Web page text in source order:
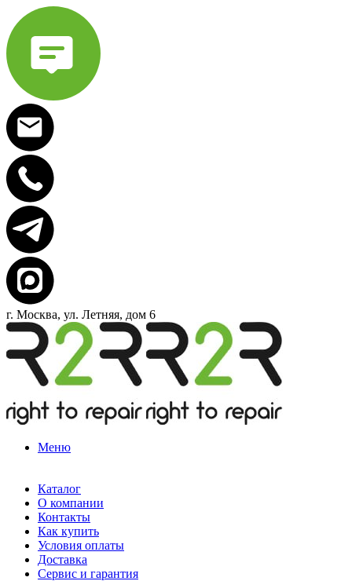
г. Москва, ул. Летняя, дом 6
Меню
Каталог
О компании
Контакты
Как купить
Условия оплаты
Доставка
Сервис и гарантия